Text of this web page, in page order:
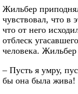
Жильбер
чувствовал, что в
что от него
отблеск
человека.
– Пусть я умру,
бы она была жива!